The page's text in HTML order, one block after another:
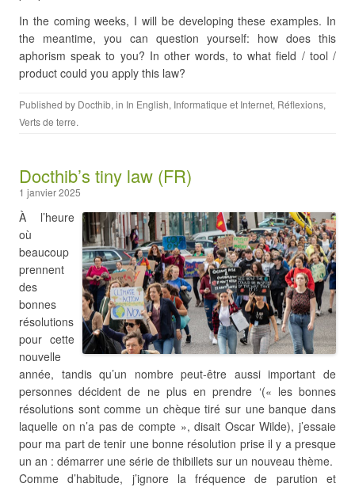
In the coming weeks, I will be developing these examples. In
the meantime, you can question yourself: how does this
aphorism speak to you? In other words, to what field / tool /
product could you apply this law?
Published by Docthib, in In English, Informatique et Internet, Réflexions,
Verts de terre.
Docthib’s tiny law (FR)
1 janvier 2025
À l’heure
où
beaucoup
prennent
des
bonnes
résolutions
pour cette
nouvelle
année, tandis qu’un nombre peut-être aussi important de
personnes décident de ne plus en prendre ‘(« les bonnes
résolutions sont comme un chèque tiré sur une banque dans
laquelle on n’a pas de compte », disait Oscar Wilde), j’essaie
pour ma part de tenir une bonne résolution prise il y a presque
un an : démarrer une série de thibillets sur un nouveau thème.
Comme d’habitude, j’ignore la fréquence de parution et